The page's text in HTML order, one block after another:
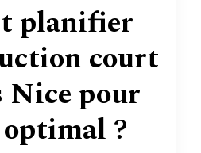
planifier
court
Nice pour
?